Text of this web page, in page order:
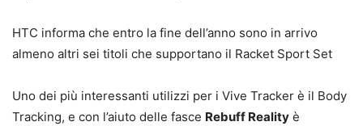
HTC informa che entro la fine dell’anno sono in arrivo
almeno altri sei titoli che supportano il Racket Sport Set
Uno dei più interessanti utilizzi per i Vive Tracker è il Body
Tracking, e con l’aiuto delle fasce Rebuff Reality è